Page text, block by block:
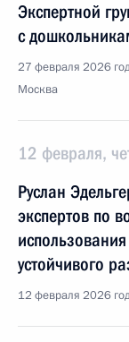
Экспертной
с
27 февраля 2026
Москва
12 февраля,
Руслан
экспертов по
устойчивого
12 февраля 2026